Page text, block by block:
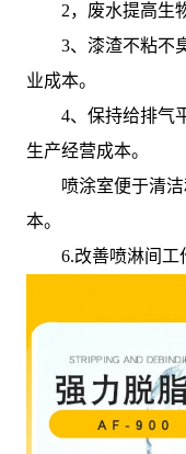
2，废水提高生
3、漆渣不粘不
业成本。
4、保持给排气
生产经营成本。
喷涂室便于清
本。
6.改善喷淋间工